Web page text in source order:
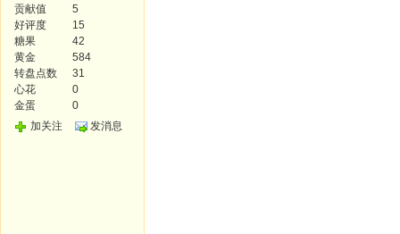
贡献值
5
好评度
15
糖果
42
黄金
584
转盘点数
31
心花
0
金蛋
0
加关注
发消息